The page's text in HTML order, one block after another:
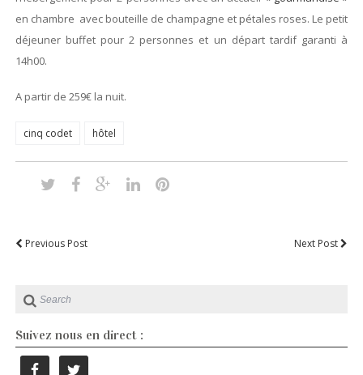
en chambre avec bouteille de champagne et pétales roses. Le petit
déjeuner buffet pour 2 personnes et un départ tardif garanti à
14h00.
A partir de 259€ la nuit.
cinq codet hôtel
Previous Post Next Post
Suivez nous en direct :